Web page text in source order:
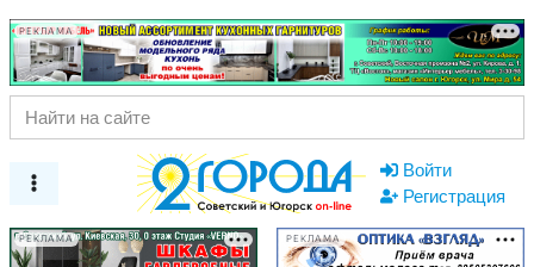
РЕКЛАМА
Войти
Регистрация
РЕКЛАМА РЕКЛАМА